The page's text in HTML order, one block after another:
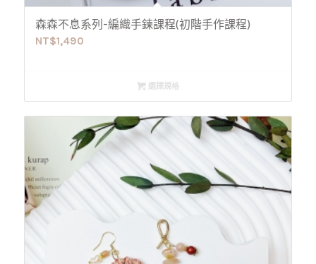
森森不息系列-編織手鍊課程(初階手作課程)
NT$1,490
選擇規格